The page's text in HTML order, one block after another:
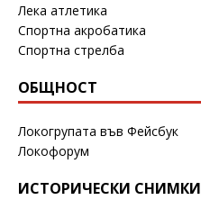
Лека атлетика
Спортна акробатика
Спортна стрелба
ОБЩНОСТ
Локогрупата във Фейсбук
Локофорум
ИСТОРИЧЕСКИ СНИМКИ